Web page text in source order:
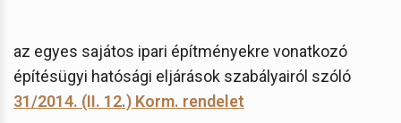
az egyes sajátos ipari építményekre vonatkozó
építésügyi hatósági eljárások szabályairól szóló
31/2014. (II. 12.) Korm. rendelet